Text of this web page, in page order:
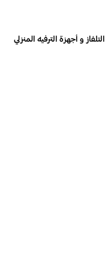
التلفاز و أجهزة الترفيه المنزلي